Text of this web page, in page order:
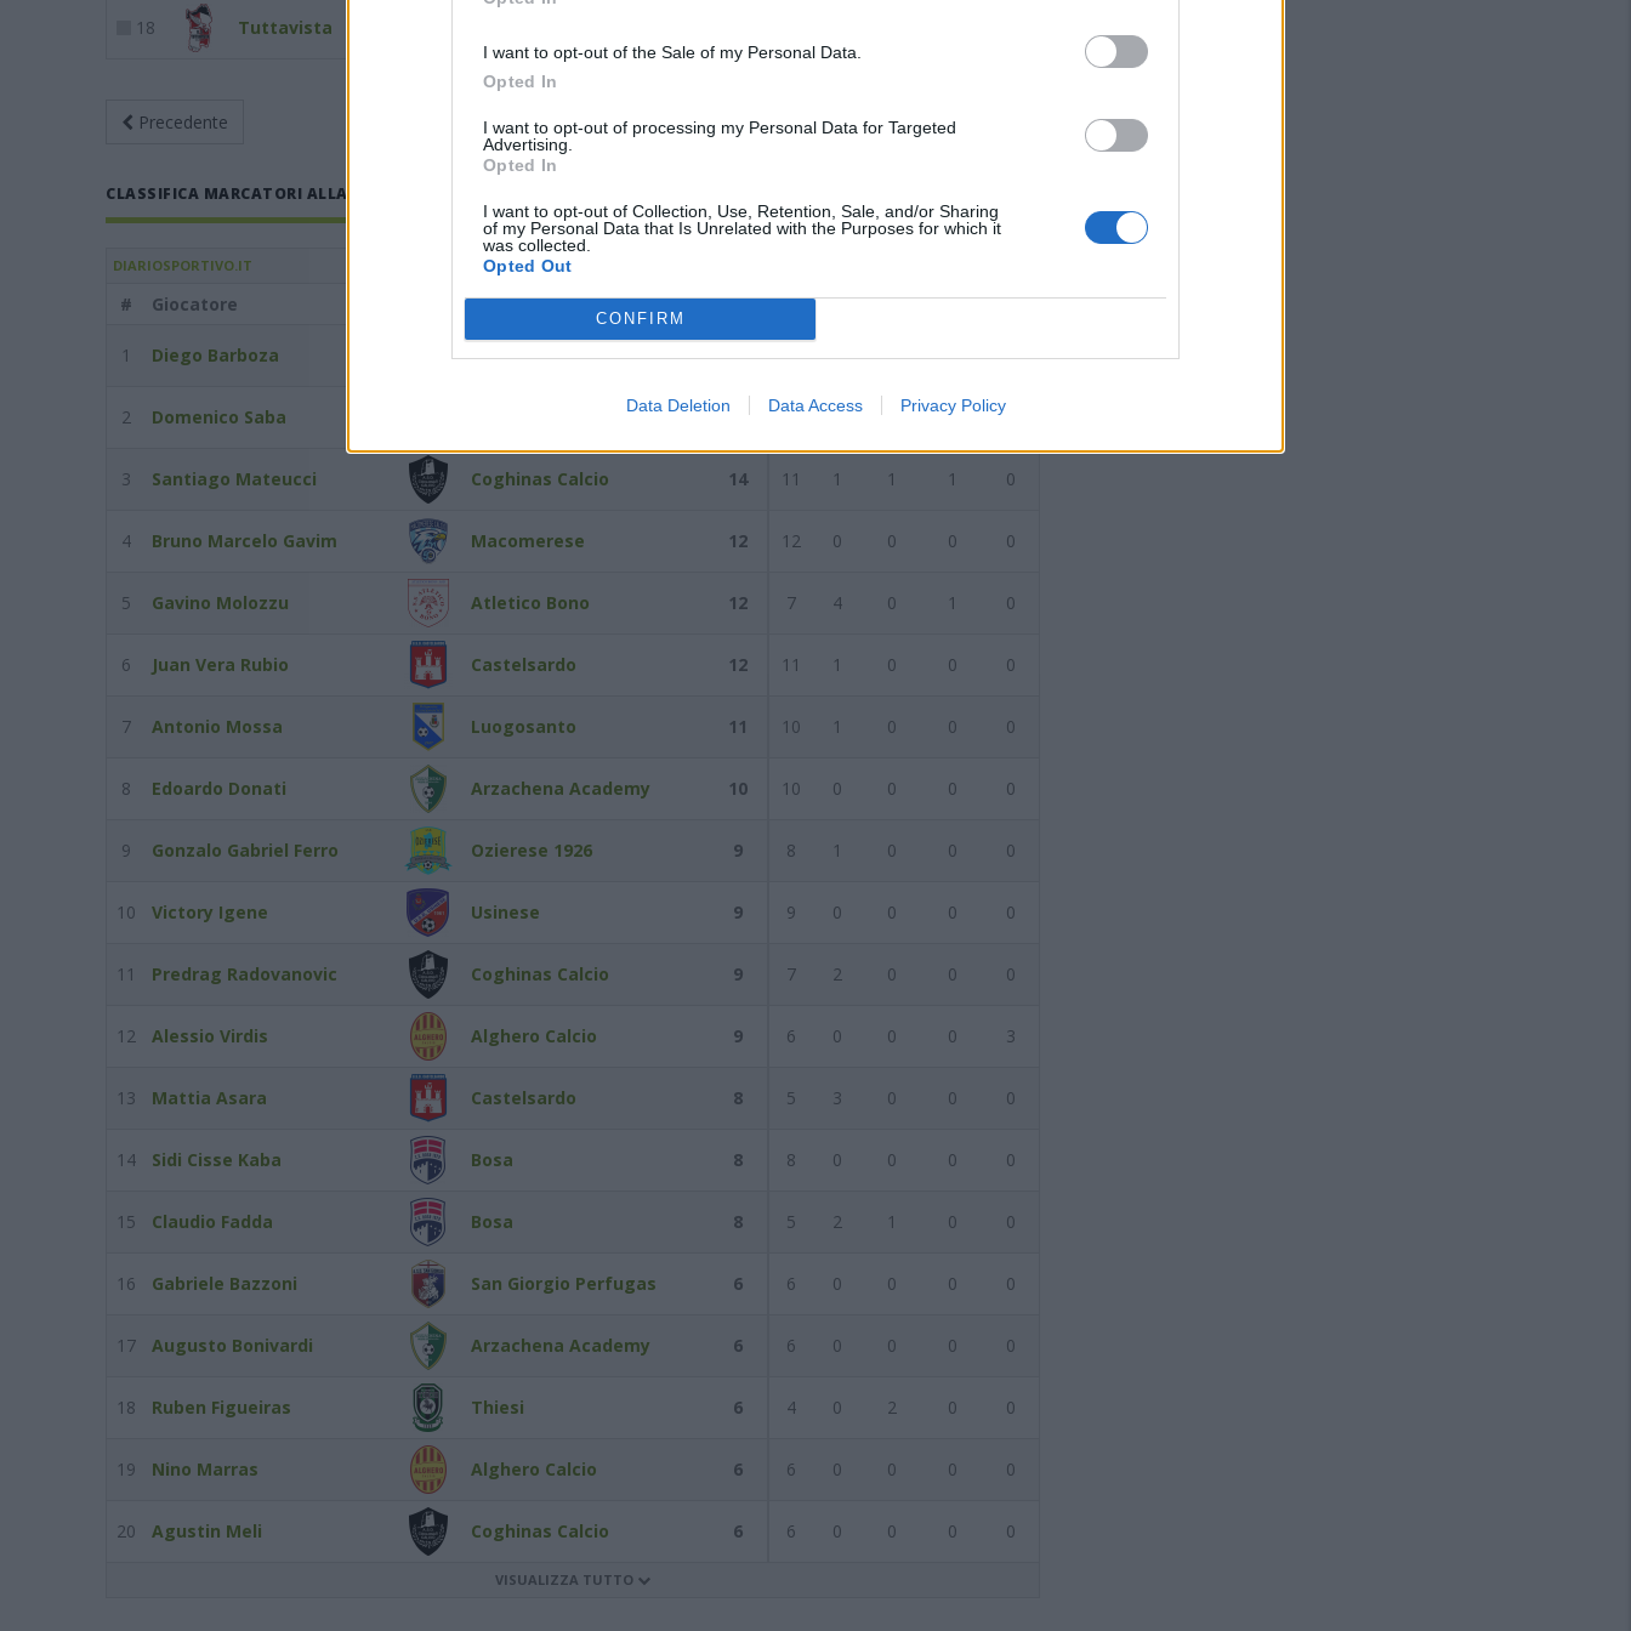
I want to opt-out of the Sale of my Personal Data.
Opted In
I want to opt-out of processing my Personal Data for Targeted
Advertising.
Opted In
I want to opt-out of Collection, Use, Retention, Sale, and/or Sharing
of my Personal Data that Is Unrelated with the Purposes for which it
was collected.
Opted Out
CONFIRM
Data Deletion Data Access Privacy Policy
18 Tuttavista
Precedente Giornata 17Andata del 06/01/2026 Successiva
CLASSIFICA MARCATORI ALLA GIORNATA 17 DEL 06/01/2026
DIARIOSPORTIVO.IT
# Giocatore Squadra Reti AZ RIG PUN ANG CDF
1 Diego Barboza Alghero Calcio 18 7 3 1 7 0
2 Domenico Saba 16 12 4 0
3 Santiago Mateucci Coghinas Calcio 14 11 1 1 1 0
4 Bruno Marcelo Gavim Macomerese 12 12 0 0 0 0
5 Gavino Molozzu Atletico Bono 12 7 4 0 1 0
6 Juan Vera Rubio Castelsardo 12 11 1 0 0 0
7 Antonio Mossa Luogosanto 11 10 1 0 0 0
8 Edoardo Donati Arzachena Academy 10 10 0 0 0 0
9 Gonzalo Gabriel Ferro Ozierese 1926 9 8 1 0 0 0
10 Victory Igene Usinese 9 9 0 0 0 0
11 Predrag Radovanovic Coghinas Calcio 9 7 2 0 0 0
12 Alessio Virdis Alghero Calcio 9 6 0 0 0 3
13 Mattia Asara Castelsardo 8 5 3 0 0 0
14 Sidi Cisse Kaba Bosa 8 8 0 0 0 0
15 Claudio Fadda Bosa 8 5 2 1 0 0
16 Gabriele Bazzoni San Giorgio Perfugas 6 6 0 0 0 0
17 Augusto Bonivardi Arzachena Academy 6 6 0 0 0 0
18 Ruben Figueiras Thiesi 6 4 0 2 0 0
19 Nino Marras Alghero Calcio 6 6 0 0 0 0
20 Agustin Meli Coghinas Calcio 6 6 0 0 0 0
VISUALIZZA TUTTO